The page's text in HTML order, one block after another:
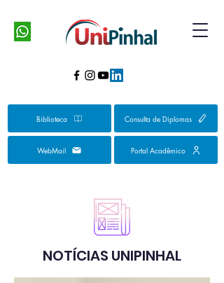
Biblioteca Consulta de Diplomas
WebMail Portal Acadêmico
NOTÍCIAS UNIPINHAL